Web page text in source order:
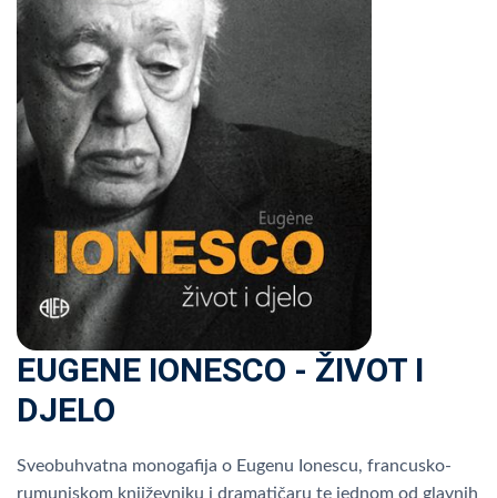
EUGENE IONESCO - ŽIVOT I
DJELO
Sveobuhvatna monogafija o Eugenu Ionescu, francusko-
rumunjskom književniku i dramatičaru te jednom od glavnih